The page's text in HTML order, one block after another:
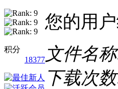
积分
18377
您的用
文件名
下载次